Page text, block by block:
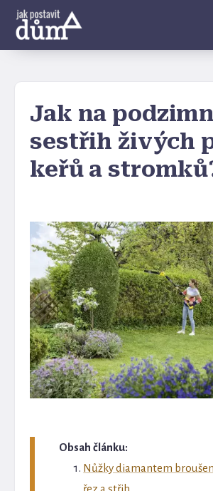
Jak na
sestřih živých
keřů a
Obsah článku:
Nůžky diamantem
řez a střih